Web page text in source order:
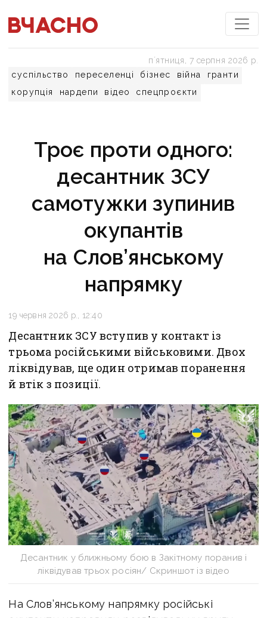
суспільство переселенці бізнес війна
гранти
корупція
нардепи відео спецпроєкти
пʼятниця, 7 серпня 2026 р.
Троє проти одного:
десантник ЗСУ
самотужки зупинив
окупантів
на Слов’янському
напрямку
19 червня 2026 р., 12:40
Десантник ЗСУ вступив у контакт із
трьома російськими військовими. Двох
ліквідував, ще один отримав поранення
й втік з позиції.
Десантник у ближньому бою в Закітному поранив і
ліквідував трьох росіян/ Скриншот із відео
На Слов’янському напрямку російські